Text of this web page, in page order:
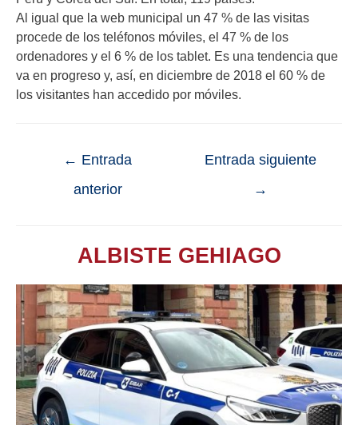
Al igual que la web municipal un 47 % de las visitas
procede de los teléfonos móviles, el 47 % de los
ordenadores y el 6 % de los tablet. Es una tendencia que
va en progreso y, así, en diciembre de 2018 el 60 % de
los visitantes han accedido por móviles.
← Entrada
anterior
Entrada siguiente
→
ALBISTE GEHIAGO